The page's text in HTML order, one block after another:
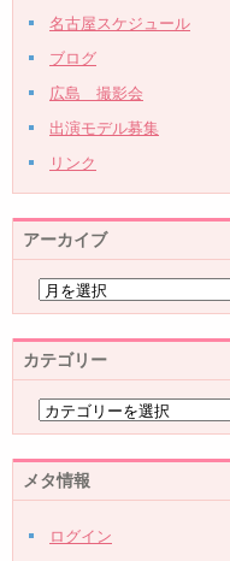
名古屋スケジュール
ブログ
広島 撮影会
出演モデル募集
リンク
アーカイブ
カテゴリー
メタ情報
ログイン